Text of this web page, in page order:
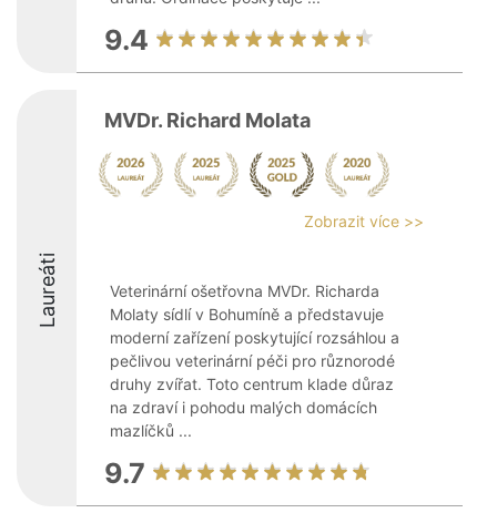
9.4
Laureáti
MVDr. Richard Molata
Zobrazit více >>
Veterinární ošetřovna MVDr. Richarda
Molaty sídlí v Bohumíně a představuje
moderní zařízení poskytující rozsáhlou a
pečlivou veterinární péči pro různorodé
druhy zvířat. Toto centrum klade důraz
na zdraví i pohodu malých domácích
mazlíčků ...
9.7